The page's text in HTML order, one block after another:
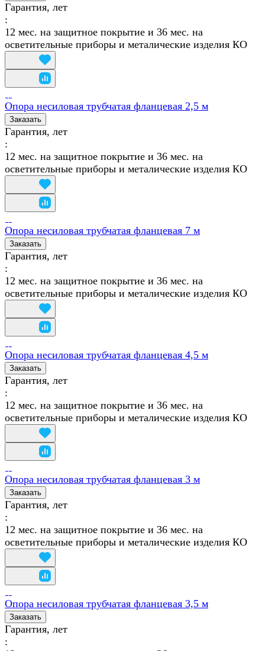
Гарантия, лет
:
12 мес. на защитное покрытие и 36 мес. на
осветительные приборы и металические изделия КО
Опора несиловая трубчатая фланцевая 2,5 м
Заказать
Гарантия, лет
:
12 мес. на защитное покрытие и 36 мес. на
осветительные приборы и металические изделия КО
Опора несиловая трубчатая фланцевая 7 м
Заказать
Гарантия, лет
:
12 мес. на защитное покрытие и 36 мес. на
осветительные приборы и металические изделия КО
Опора несиловая трубчатая фланцевая 4,5 м
Заказать
Гарантия, лет
:
12 мес. на защитное покрытие и 36 мес. на
осветительные приборы и металические изделия КО
Опора несиловая трубчатая фланцевая 3 м
Заказать
Гарантия, лет
:
12 мес. на защитное покрытие и 36 мес. на
осветительные приборы и металические изделия КО
Опора несиловая трубчатая фланцевая 3,5 м
Заказать
Гарантия, лет
: